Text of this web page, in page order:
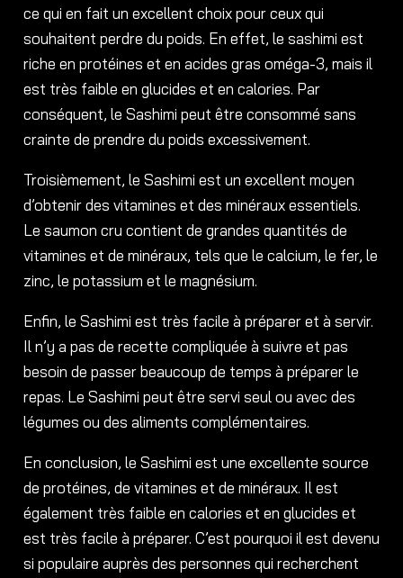
ce qui en fait un excellent choix pour ceux qui
souhaitent perdre du poids. En effet, le sashimi est
riche en protéines et en acides gras oméga-3, mais il
est très faible en glucides et en calories. Par
conséquent, le Sashimi peut être consommé sans
crainte de prendre du poids excessivement.
Troisièmement, le Sashimi est un excellent moyen
d’obtenir des vitamines et des minéraux essentiels.
Le saumon cru contient de grandes quantités de
vitamines et de minéraux, tels que le calcium, le fer, le
zinc, le potassium et le magnésium.
Enfin, le Sashimi est très facile à préparer et à servir.
Il n’y a pas de recette compliquée à suivre et pas
besoin de passer beaucoup de temps à préparer le
repas. Le Sashimi peut être servi seul ou avec des
légumes ou des aliments complémentaires.
En conclusion, le Sashimi est une excellente source
de protéines, de vitamines et de minéraux. Il est
également très faible en calories et en glucides et
est très facile à préparer. C’est pourquoi il est devenu
si populaire auprès des personnes qui recherchent